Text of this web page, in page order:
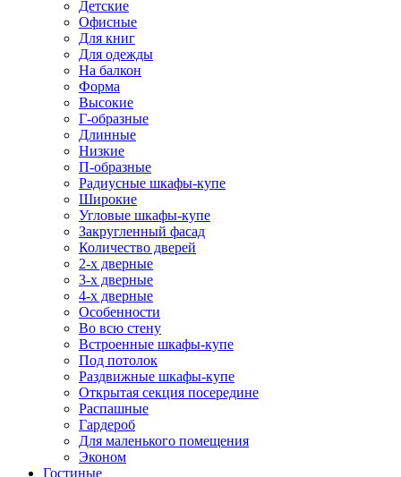
Детские
Офисные
Для книг
Для одежды
На балкон
Форма
Высокие
Г-образные
Длинные
Низкие
П-образные
Радиусные шкафы-купе
Широкие
Угловые шкафы-купе
Закругленный фасад
Количество дверей
2-х дверные
3-х дверные
4-х дверные
Особенности
Во всю стену
Встроенные шкафы-купе
Под потолок
Раздвижные шкафы-купе
Открытая секция посередине
Распашные
Гардероб
Для маленького помещения
Эконом
Гостиные